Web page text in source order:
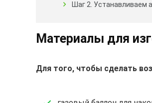
Шаг 2. Устанавливаем
Материалы для
Для того, чтобы сделать